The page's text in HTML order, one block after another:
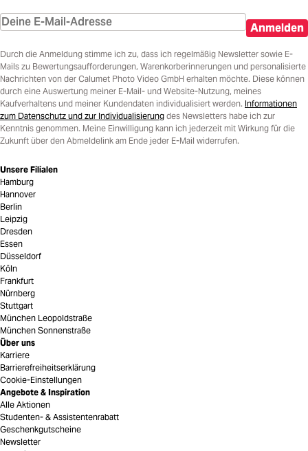
Anmelden
Durch die Anmeldung stimme ich zu, dass ich regelmäßig Newsletter sowie E-
Mails zu Bewertungsaufforderungen, Warenkorberinnerungen und personalisierte
Nachrichten von der Calumet Photo Video GmbH erhalten möchte. Diese können
durch eine Auswertung meiner E-Mail- und Website-Nutzung, meines
Kaufverhaltens und meiner Kundendaten individualisiert werden. Informationen
zum Datenschutz und zur Individualisierung des Newsletters habe ich zur
Kenntnis genommen. Meine Einwilligung kann ich jederzeit mit Wirkung für die
Zukunft über den Abmeldelink am Ende jeder E-Mail widerrufen.
Unsere Filialen
Hamburg
Hannover
Berlin
Leipzig
Dresden
Essen
Düsseldorf
Köln
Frankfurt
Nürnberg
Stuttgart
München Leopoldstraße
München Sonnenstraße
Über uns
Karriere
Barrierefreiheitserklärung
Cookie-Einstellungen
Angebote & Inspiration
Alle Aktionen
Studenten- & Assistentenrabatt
Geschenkgutscheine
Newsletter